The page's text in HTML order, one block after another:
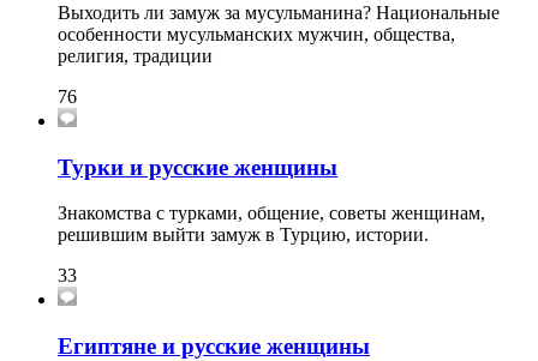
Выходить ли замуж за мусульманина? Национальные
особенности мусульманских мужчин, общества,
религия, традиции
76
Турки и русские женщины
Знакомства с турками, общение, советы женщинам,
решившим выйти замуж в Турцию, истории.
33
Египтяне и русские женщины